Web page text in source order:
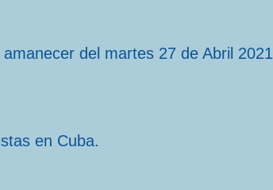
del martes 27 de Abril 2021
en Cuba.